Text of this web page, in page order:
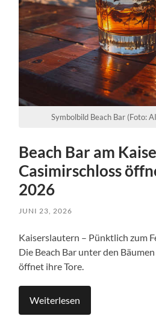
Symbolbild Beach Bar (Foto:
Beach Bar am
Casimirschloss
2026
JUNI 23, 2026
Kaiserslautern – Pünktlich zum
Die Beach Bar unter den
öffnet ihre Tore.
Weiterlesen